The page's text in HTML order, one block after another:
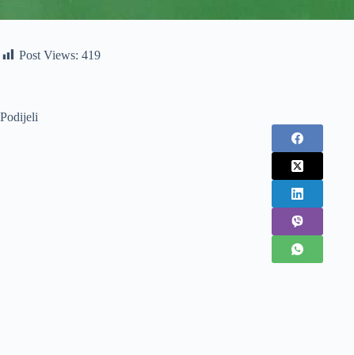
Post Views: 419
Podijeli